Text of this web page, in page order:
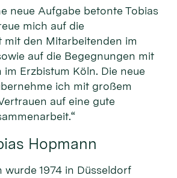
neue Aufgabe betonte Tobias
mich auf die
mit den Mitarbeitenden im
auf die Begegnungen mit
Erzbistum Köln. Die neue
ich mit großem
auf eine gute
Hopmann
wurde 1974 in Düsseldorf